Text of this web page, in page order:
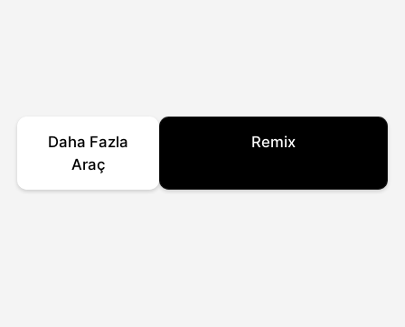
Daha Fazla
Araç
Remix